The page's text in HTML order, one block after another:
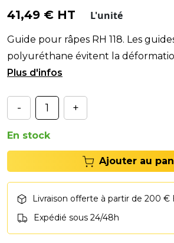
41,49 € HT L'unité
Guide pour râpes RH 118. Les
polyuréthane évitent la
cas de c
- +
En stock
Ajouter au
Livraison offerte à partir de 200 €
Expédié sous 24/48h